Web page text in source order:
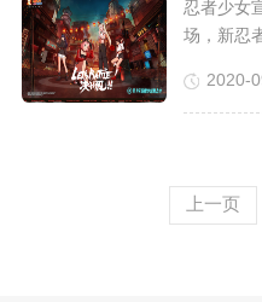
忍者少女
场，新忍
2020-
上一页